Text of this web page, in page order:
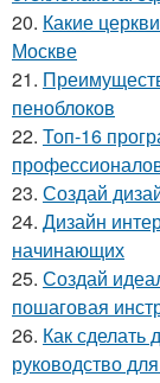
20. Какие
Москве
21.
пеноблоков
22. Топ-16
23. Создай
24. Дизайн
начинающих
25. Создай
пошаговая
26. Как сделать
руководство